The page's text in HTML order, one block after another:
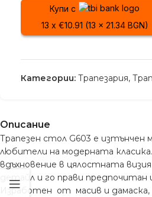
Купи с
13 x €10.91 (13 x 21.34 BGN)
Категории: Трапезария,
Описание
Трапезен стол G603 е изтънчен
любители на модерната
вдъхновение в цялостната
детайл и го прави предпочитан
Изработен от масив и